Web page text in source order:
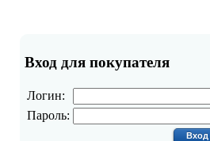
Вход для покупателя
Логин:
Пароль: